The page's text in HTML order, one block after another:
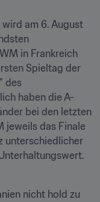
wird am 6. August
in Frankreich
Spieltag der
des
haben die A-
bei den letzten
jeweils das Finale
unterschiedlicher
nicht hold zu